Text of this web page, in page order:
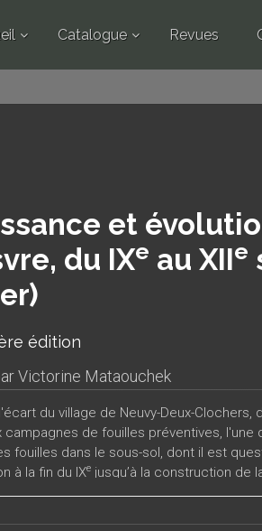
Catalogue Revues
et
du IXe au XIIe
édition
Victorine Mataouchek
du village de Neuvy-Deux-
campagnes de fouilles préventives,
fouilles dans le sous-sol, dont il est
à la fin du IXejusqu’à la construction de
en milieu humide, la quantité